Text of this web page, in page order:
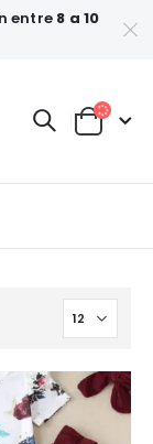
entre 8 a 10